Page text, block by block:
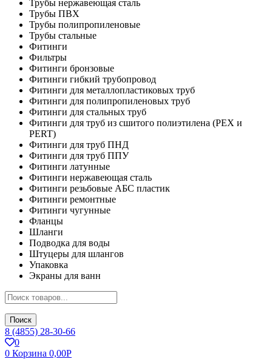
Трубы нержавеющая сталь
Трубы ПВХ
Трубы полипропиленовые
Трубы стальные
Фитинги
Фильтры
Фитинги бронзовые
Фитинги гибкий трубопровод
Фитинги для металлопластиковых труб
Фитинги для полипропиленовых труб
Фитинги для стальных труб
Фитинги для труб из сшитого полиэтилена (PEX и
PERT)
Фитинги для труб ПНД
Фитинги для труб ППУ
Фитинги латунные
Фитинги нержавеющая сталь
Фитинги резьбовые АБС пластик
Фитинги ремонтные
Фитинги чугунные
Фланцы
Шланги
Подводка для воды
Штуцеры для шлангов
Упаковка
Экраны для ванн
Поиск
8 (4855) 28-30-66
0
0 Корзина 0,00Р